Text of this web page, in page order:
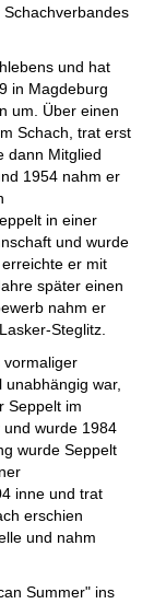
und hat
in Magdeburg
um. Über einen
Schach, trat erst
dann Mitglied
1954 nahm er
in einer
und wurde
er mit
später einen
nahm er
Steglitz.
vormaliger
war,
Seppelt im
und wurde 1984
wurde Seppelt
inne und trat
erschien
und nahm
Summer" ins